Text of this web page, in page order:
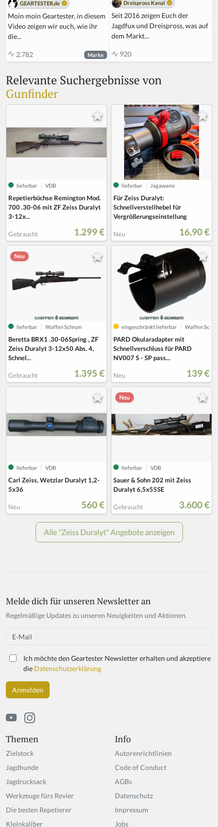
GEARTESTER.de
Moin moin Geartester, in diesem
Video zeigen wir euch, wie ihr
die...
2.782 Marke
Dreispross Kanal
Seit 2016 zeigen Euch der
Jagdfux und Dreispross, was auf
dem Markt...
920
Relevante Suchergebnisse von
Gunfinder
Themen
Zielstock
Jagdhunde
Jagdrucksack
Werkzeuge fürs Revier
Die besten Repetierer
Kleinkaliber
Info
Autorenrichtlinien
Code of Conduct
AGBs
Datenschutz
Impressum
Jobs
Melde dich für unseren Newsletter an
Regelmäßige Updates zu unseren Neuigkeiten und Aktionen.
Email
Ich möchte den Geartester Newsletter erhalten und akzeptiere
die Datenschutzerklärung